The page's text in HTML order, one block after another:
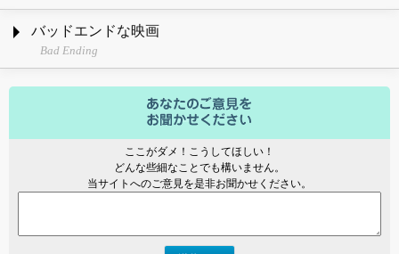
バッドエンドな映画
Bad Ending
ここがダメ！こうしてほしい！
どんな些細なことでも構いません。
当サイトへのご意見を是非お聞かせください。